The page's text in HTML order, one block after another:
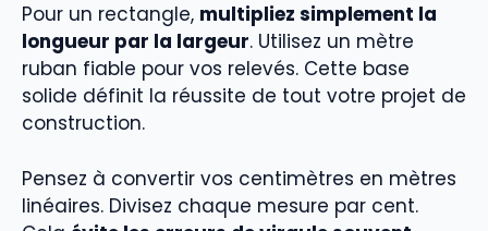
Pour un rectangle, multipliez simplement la
longueur par la largeur. Utilisez un mètre
ruban fiable pour vos relevés. Cette base
solide définit la réussite de tout votre projet de
construction.
Pensez à convertir vos centimètres en mètres
linéaires. Divisez chaque mesure par cent.